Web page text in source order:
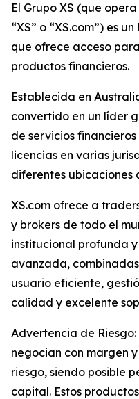
El Grupo XS (que
“XS” o “XS.com”) es
que ofrece acceso
productos financieros.
Establecida en
convertido en un líder
de servicios
licencias en varias
diferentes ubicaciones
XS.com ofrece a
y brokers de todo el
institucional profunda
avanzada,
usuario eficiente,
calidad y excelente
Advertencia de
negocian con margen
riesgo, siendo posible
capital. Estos